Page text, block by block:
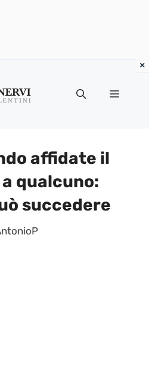
Menu
affidate il
qualcuno:
succedere